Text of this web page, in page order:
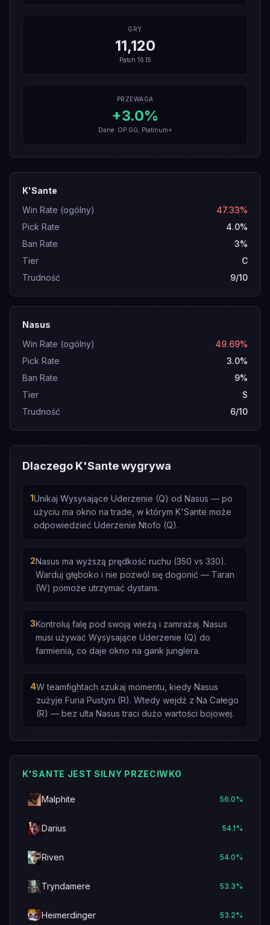
GRY
11,120
Patch 16.15
PRZEWAGA
+3.0%
Dane: OP.GG, Platinum+
K'Sante
Win Rate (ogólny)
47.33%
Pick Rate
4.0%
Ban Rate
3%
Tier
C
Trudność
9/10
Nasus
Win Rate (ogólny)
49.69%
Pick Rate
3.0%
Ban Rate
9%
Tier
S
Trudność
6/10
Dlaczego K'Sante wygrywa
1Unikaj Wysysające Uderzenie (Q) od Nasus — po
użyciu ma okno na trade, w którym K'Sante może
odpowiedzieć Uderzenie Ntofo (Q).
2Nasus ma wyższą prędkość ruchu (350 vs 330).
Warduj głęboko i nie pozwól się dogonić — Taran
(W) pomoże utrzymać dystans.
3Kontroluj falę pod swoją wieżą i zamrażaj. Nasus
musi używać Wysysające Uderzenie (Q) do
farmienia, co daje okno na gank junglera.
4W teamfightach szukaj momentu, kiedy Nasus
zużyje Furia Pustyni (R). Wtedy wejdź z Na Całego
(R) — bez ulta Nasus traci dużo wartości bojowej.
K'SANTE JEST SILNY PRZECIWKO
Malphite 56.0%
Darius 54.1%
Riven 54.0%
Tryndamere 53.3%
Heimerdinger 53.2%